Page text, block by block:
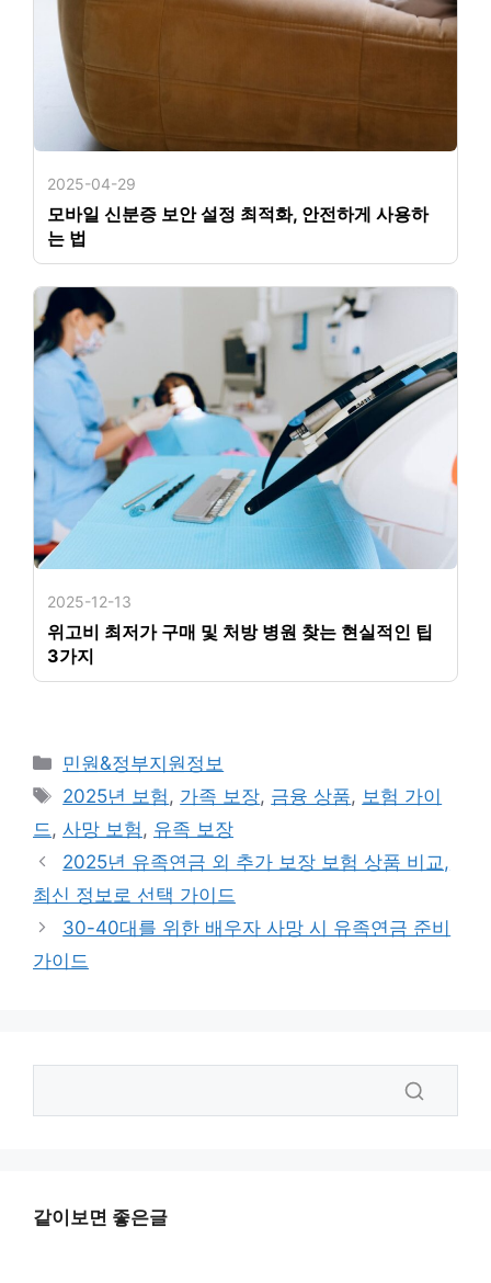
2025-04-29
모바일 신분증 보안 설정 최적화, 안전하게 사용하
는 법
2025-12-13
위고비 최저가 구매 및 처방 병원 찾는 현실적인 팁
3가지
카
테
리
민원&정부지원정보
태
그
2025년 보험, 가족 보장, 금융 상품, 보험 가이
드, 사망 보험, 유족 보장
2025년 유족연금 외 추가 보장 보험 상품 비교,
최신 정보로 선택 가이드
30-40대를 위한 배우자 사망 시 유족연금 준비
가이드
같이보면 좋은글